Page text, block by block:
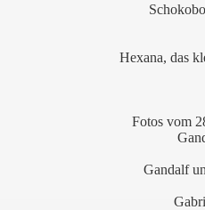
Hexana, das
Fotos vom
Gandalf